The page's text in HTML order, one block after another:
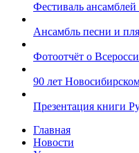
Фестиваль
Ансамбль песни и
Фотоотчёт о
90 лет
Презентация книги
Главная
Новости